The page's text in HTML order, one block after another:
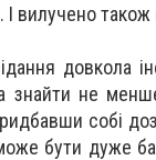
І вилучено
довкола
знайти не
собі
бути дуже